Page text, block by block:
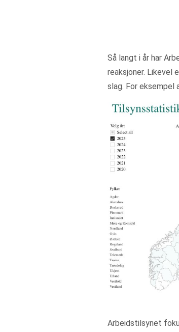
Så langt i år har
reaksjoner. Likevel
slag. For eksempel
Arbeidstilsynet